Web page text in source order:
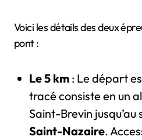
Voici les détails des deux
pont :
Le 5 km: Le départ
tracé consiste en un
Saint-Brevin jusqu’au
Saint-Nazaire.